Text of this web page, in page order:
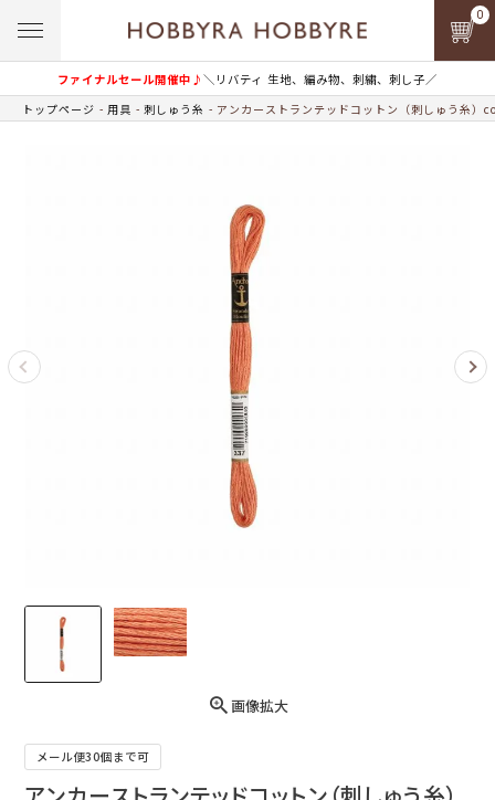
ファイナルセール開催中♪＼リバティ 生地、編み物、刺繍、刺し子／
0
トップページ 用具 刺しゅう糸 アンカーストランテッドコットン（刺しゅう糸）
画像拡大
メール便30個まで可